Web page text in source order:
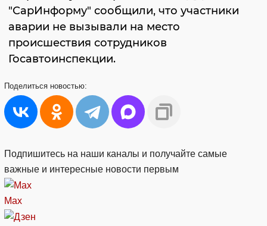
"СарИнформу" сообщили, что участники
аварии не вызывали на место
происшествия сотрудников
Госавтоинспекции.
Поделиться новостью:
Подпишитесь на наши каналы и получайте самые
важные и интересные новости первым
Max